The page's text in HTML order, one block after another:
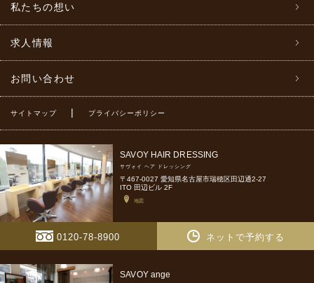
私たちの想い
求人情報
お問い合わせ
サイトマップ | プライバシーポリシー
SAVOY HAIR DRESSING
サヴォイ ヘア ドレッシング
〒467-0027 愛知県名古屋市瑞穂区田辺通2-27
ITO 田辺ビル 2F
地図
0120-78-8900 ネットで予約する
SAVOY ange